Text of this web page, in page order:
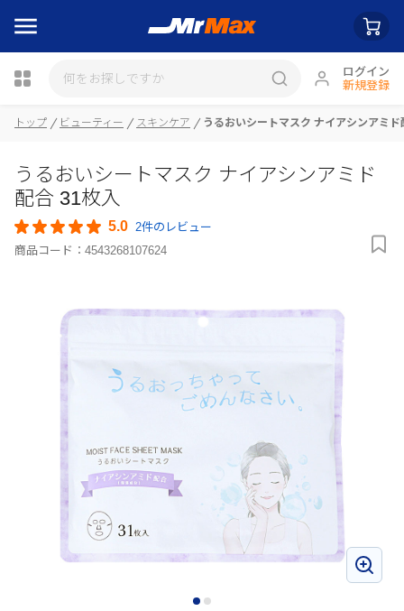
ログイン
新規登録
トップ ビューティー スキンケア うるおいシートマスク ナイアシンアミ
うるおいシートマスク ナイアシンアミド
配合 31枚入
5.0 2件のレビュー
商品コード： 4543268107624